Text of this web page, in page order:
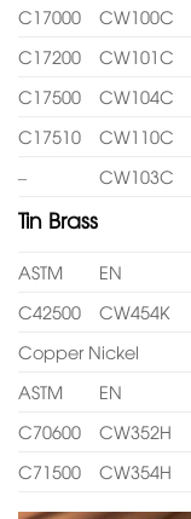
C17000
CW100C
C17200
CW101C
C17500
CW104C
C17510
CW110C
–
CW103C
Tin Brass
ASTM EN
C42500
CW454K
Copper Nickel
ASTM
EN
C70600
CW352H
C71500
CW354H